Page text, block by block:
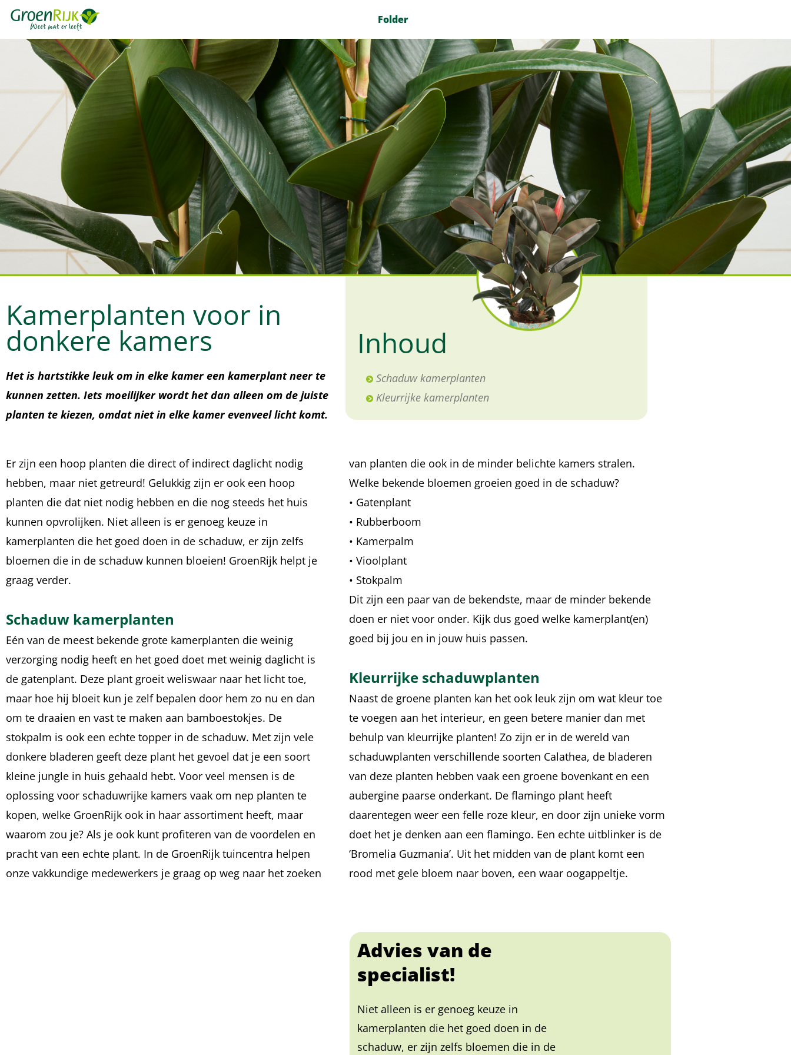
Folder
Inhoud
Schaduw kamerplanten
Kleurrijke kamerplanten
Kamerplanten voor in
donkere kamers
Het is hartstikke leuk om in elke kamer een kamerplant neer te
kunnen zetten. Iets moeilijker wordt het dan alleen om de juiste
planten te kiezen, omdat niet in elke kamer evenveel licht komt.
Er zijn een hoop planten die direct of indirect daglicht nodig
hebben, maar niet getreurd! Gelukkig zijn er ook een hoop
planten die dat niet nodig hebben en die nog steeds het huis
kunnen opvrolijken. Niet alleen is er genoeg keuze in
kamerplanten die het goed doen in de schaduw, er zijn zelfs
bloemen die in de schaduw kunnen bloeien! GroenRijk helpt je
graag verder.
Schaduw kamerplanten
Eén van de meest bekende grote kamerplanten die weinig
verzorging nodig heeft en het goed doet met weinig daglicht is
de gatenplant. Deze plant groeit weliswaar naar het licht toe,
maar hoe hij bloeit kun je zelf bepalen door hem zo nu en dan
om te draaien en vast te maken aan bamboestokjes. De
stokpalm is ook een echte topper in de schaduw. Met zijn vele
donkere bladeren geeft deze plant het gevoel dat je een soort
kleine jungle in huis gehaald hebt. Voor veel mensen is de
oplossing voor schaduwrijke kamers vaak om nep planten te
kopen, welke GroenRijk ook in haar assortiment heeft, maar
waarom zou je? Als je ook kunt profiteren van de voordelen en
pracht van een echte plant. In de GroenRijk tuincentra helpen
onze vakkundige medewerkers je graag op weg naar het zoeken
van planten die ook in de minder belichte kamers stralen.
Welke bekende bloemen groeien goed in de schaduw?
• Gatenplant
• Rubberboom
• Kamerpalm
• Vioolplant
• Stokpalm
Dit zijn een paar van de bekendste, maar de minder bekende
doen er niet voor onder. Kijk dus goed welke kamerplant(en)
goed bij jou en in jouw huis passen.
Kleurrijke schaduwplanten
Naast de groene planten kan het ook leuk zijn om wat kleur toe
te voegen aan het interieur, en geen betere manier dan met
behulp van kleurrijke planten! Zo zijn er in de wereld van
schaduwplanten verschillende soorten Calathea, de bladeren
van deze planten hebben vaak een groene bovenkant en een
aubergine paarse onderkant. De flamingo plant heeft
daarentegen weer een felle roze kleur, en door zijn unieke vorm
doet het je denken aan een flamingo. Een echte uitblinker is de
‘Bromelia Guzmania’. Uit het midden van de plant komt een
rood met gele bloem naar boven, een waar oogappeltje.
Advies van de
specialist!
Niet alleen is er genoeg keuze in
kamerplanten die het goed doen in de
schaduw, er zijn zelfs bloemen die in de